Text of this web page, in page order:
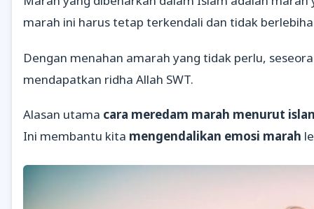
marah ini harus tetap terkendali dan tidak
Dengan menahan amarah yang tidak perlu,
mendapatkan ridha Allah SWT.
Alasan utama cara meredam marah menurut
Ini membantu kita mengendalikan emosi marah